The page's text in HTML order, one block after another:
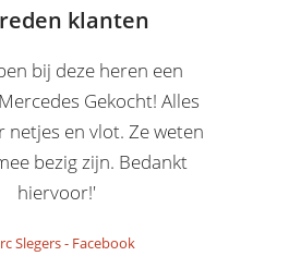
klanten
bij deze heren een
Gekocht! Alles
netjes en vlot. Ze weten
bezig zijn. Bedankt
hiervoor!'
Slegers- Facebook